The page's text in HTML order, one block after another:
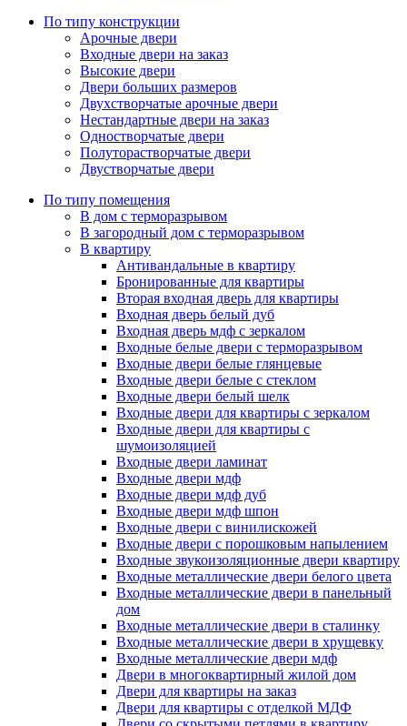
По типу конструкции
Арочные двери
Входные двери на заказ
Высокие двери
Двери больших размеров
Двухстворчатые арочные двери
Нестандартные двери на заказ
Одностворчатые двери
Полуторастворчатые двери
Двустворчатые двери
По типу помещения
В дом с терморазрывом
В загородный дом с терморазрывом
В квартиру
Антивандальные в квартиру
Бронированные для квартиры
Вторая входная дверь для квартиры
Входная дверь белый дуб
Входная дверь мдф с зеркалом
Входные белые двери с терморазрывом
Входные двери белые глянцевые
Входные двери белые с стеклом
Входные двери белый шелк
Входные двери для квартиры с зеркалом
Входные двери для квартиры с
шумоизоляцией
Входные двери ламинат
Входные двери мдф
Входные двери мдф дуб
Входные двери мдф шпон
Входные двери с винилискожей
Входные двери с порошковым напылением
Входные звукоизоляционные двери квартиру
Входные металлические двери белого цвета
Входные металлические двери в панельный
дом
Входные металлические двери в сталинку
Входные металлические двери в хрущевку
Входные металлические двери мдф
Двери в многоквартирный жилой дом
Двери для квартиры на заказ
Двери для квартиры с отделкой МДФ